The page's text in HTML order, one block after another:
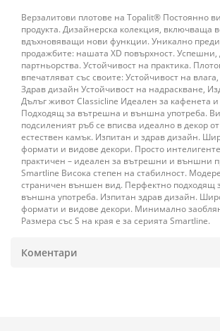
Верзалитови плотове на Topalit® Постоянно
продукта. Дизайнерска колекция, включваща
вдъхновяващи нови функции. Уникално
продажбите: нашата XD повърхност. Успешни,
партньорства. Устойчивост на практика.
впечатляват със своите: Устойчивост на
Здрав дизайн Устойчивост на надраскване,
Дълъг живот Classicline Идеален за кафенета и
Подходящ за вътрешна и външна употреба.
подсиленият ръб се вписва идеално в декор
естествен камък. Изпитан и здрав дизайн.
формати и видове декори. Просто
практичен – идеален за вътрешни и външни
Smartline Висока степен на стабилност.
страничен външен вид. Перфектно подходящ
външна употреба. Изпитан здрав дизайн.
формати и видове декори. Минимално
Размера със S на края е за серията Smartline.
Коментари